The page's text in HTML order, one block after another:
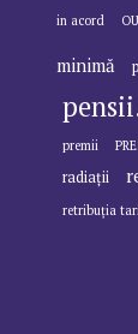
in acord
minimă
premii
radiații
retribuția